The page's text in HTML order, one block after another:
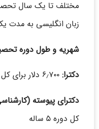
زبان انگلیسی به مدت
شهریه و طول دوره
دکترا:
دکترای پیوسته
کل دوره ۵ ساله